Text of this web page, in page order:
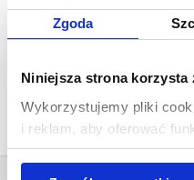
Zgoda
Niniejsza strona korzysta
Wykorzystujemy pliki
i reklam, aby oferować
analizować ruch w naszej
korzystasz z naszej
Wszelkie prawa
RealizacjaIdeo Force&